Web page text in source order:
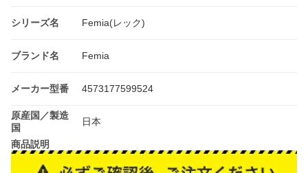
シリーズ名 Femia(レック)
ブランド名 Femia
メーカー型番 4573177599524
原産国／製造
国
日本
商品説明